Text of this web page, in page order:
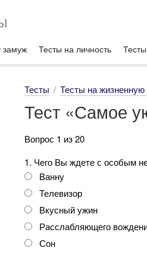
замуж Тесты на личность
Тесты Тесты на жизненную
Тест «Самое
Вопрос 1 из 20
1. Чего Вы ждете с особым
Ванну
Телевизор
Вкусный ужин
Расслабляющего
Сон